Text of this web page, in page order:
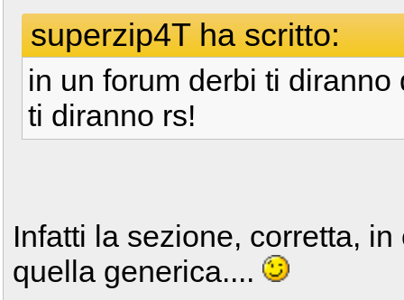
superzip4T ha scritto:
in un forum derbi ti
ti diranno rs!
Infatti la sezione, corretta,
quella generica....